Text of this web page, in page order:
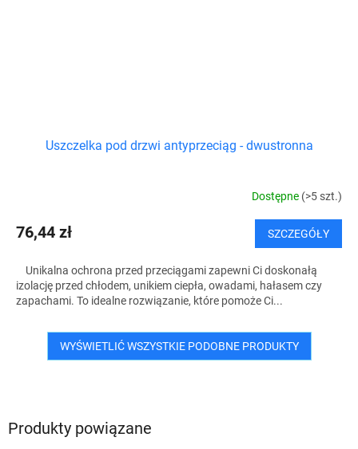
Produkty powiązane
Uszczelka pod drzwi antyprzeciąg - dwustronna
Dostępne (>5 szt.)
76,44 zł SZCZEGÓŁY
Unikalna ochrona przed przeciągami zapewni Ci doskonałą
izolację przed chłodem, unikiem ciepła, owadami, hałasem czy
zapachami. To idealne rozwiązanie, które pomoże Ci...
WYŚWIETLIĆ WSZYSTKIE PODOBNE PRODUKTY